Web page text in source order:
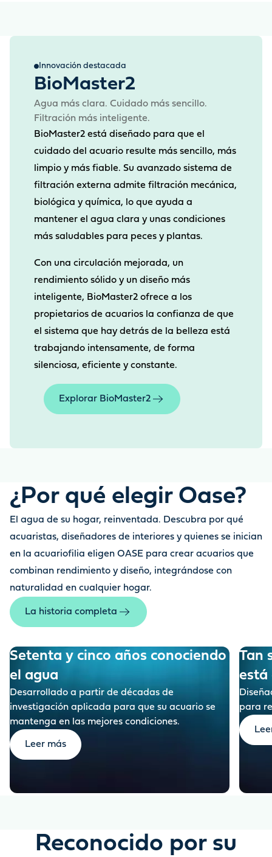
Innovación destacada
BioMaster2
Agua más clara. Cuidado más sencillo.
Filtración más inteligente.
BioMaster2 está diseñado para que el
cuidado del acuario resulte más sencillo, más
limpio y más fiable. Su avanzado sistema de
filtración externa admite filtración mecánica,
biológica y química, lo que ayuda a
mantener el agua clara y unas condiciones
más saludables para peces y plantas.
Con una circulación mejorada, un
rendimiento sólido y un diseño más
inteligente, BioMaster2 ofrece a los
propietarios de acuarios la confianza de que
el sistema que hay detrás de la belleza está
trabajando intensamente, de forma
silenciosa, eficiente y constante.
Explorar BioMaster2
¿Por qué elegir Oase?
El agua de su hogar, reinventada. Descubra por qué
acuaristas, diseñadores de interiores y quienes se inician
en la acuariofilia eligen OASE para crear acuarios que
combinan rendimiento y diseño, integrándose con
naturalidad en cualquier hogar.
La historia completa
Setenta y cinco años conociendo
el agua
Desarrollado a partir de décadas de
investigación aplicada para que su acuario se
mantenga en las mejores condiciones.
Leer más
Tan
está
para
Reconocido por su